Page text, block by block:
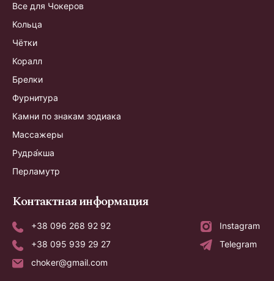
Все для Чокеров
Кольца
Чётки
Коралл
Брелки
Фурнитура
Камни по знакам зодиака
Массажеры
Рудра́кша
Перламутр
Контактная информация
+38 096 268 92 92
Instagram
+38 095 939 29 27
Telegram
choker@gmail.com